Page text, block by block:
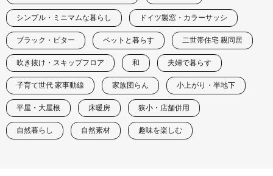
シンプル・ミニマムな暮らし ドイツ製窓・カラーサッシ
ブラック・ビター ペットと暮らす 二世帯住宅 親同居
吹き抜け・スキップフロア 和 夫婦で暮らす
子育て世代 家事動線 家族団らん 小上がり・半地下
平屋・大屋根 床暖房 狭小・店舗併用
自然暮らし 自然素材 趣味を楽しむ